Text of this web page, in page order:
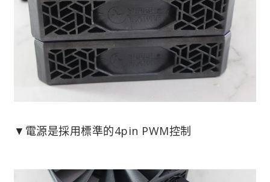
▼電源是採用標準的4pin PWM控制